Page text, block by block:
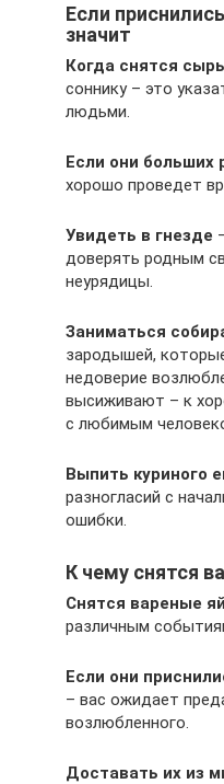
Если
значит
Когда снятся
соннику – это
людьми.
Если они больших
хорошо проведет
Увидеть в гнезде
доверять родным
неурядицы.
Заниматься
зародышей,
недоверие
высиживают – к
с любимым
Выпить куриного
разногласий с
ошибки.
К чему снятся
Снятся вареные
различным
Если они
– вас ожидает
возлюбленного.
Доставать их из